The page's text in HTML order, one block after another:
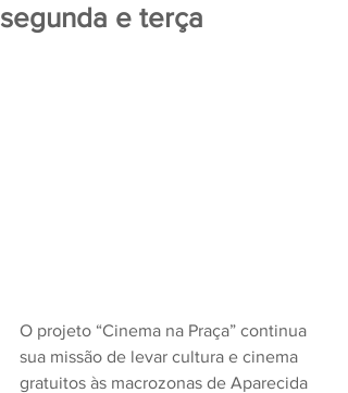
segunda e terça
O projeto “Cinema na Praça” continua
sua missão de levar cultura e cinema
gratuitos às macrozonas de Aparecida